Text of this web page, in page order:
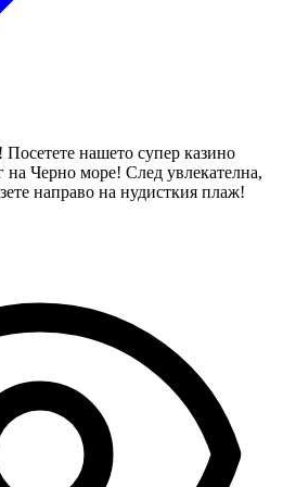
нашето супер казино
на Черно море! След увлекателна,
направо на нудисткия плаж!